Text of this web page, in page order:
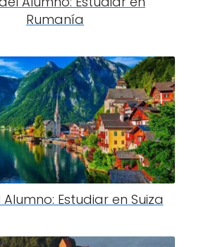
Rumanía
Estudiar en Suiza